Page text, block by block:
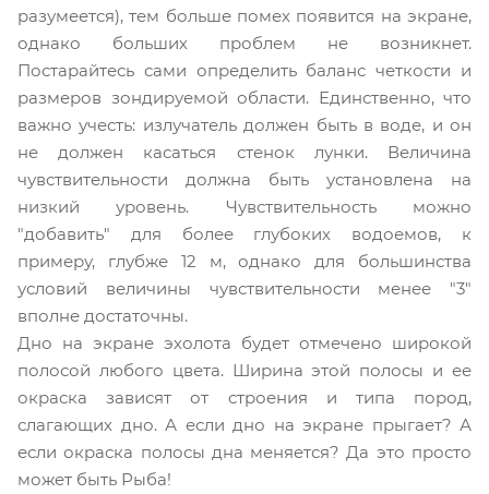
разумеется), тем больше помех появится на экране,
однако больших проблем не возникнет.
Постарайтесь сами определить баланс четкости и
размеров зондируемой области. Единственно, что
важно учесть: излучатель должен быть в воде, и он
не должен касаться стенок лунки. Величина
чувствительности должна быть установлена на
низкий уровень. Чувствительность можно
"добавить" для более глубоких водоемов, к
примеру, глубже 12 м, однако для большинства
условий величины чувствительности менее "3"
вполне достаточны.
Дно на экране эхолота будет отмечено широкой
полосой любого цвета. Ширина этой полосы и ее
окраска зависят от строения и типа пород,
слагающих дно. А если дно на экране прыгает? А
если окраска полосы дна меняется?Да это просто
может быть Рыба!